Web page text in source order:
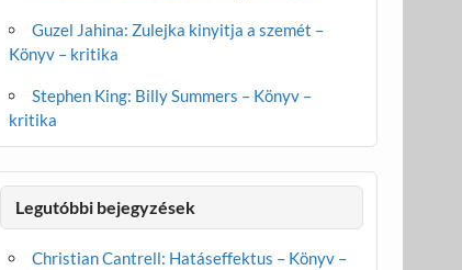
Guzel Jahina: Zulejka kinyitja a szemét –
Könyv – kritika
Stephen King: Billy Summers – Könyv –
kritika
Legutóbbi bejegyzések
Christian Cantrell: Hatáseffektus – Könyv –